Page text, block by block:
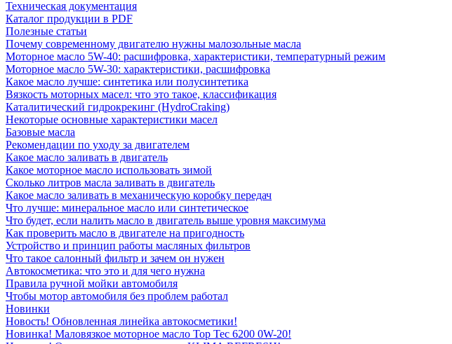
Техническая документация
Каталог продукции в PDF
Полезные статьи
Почему современному двигателю нужны малозольные масла
Моторное масло 5W-40: расшифровка, характеристики, температурный режим
Моторное масло 5W-30: характеристики, расшифровка
Какое масло лучше: синтетика или полусинтетика
Вязкость моторных масел: что это такое, классификация
Каталитический гидрокрекинг (НydroСraking)
Некоторые основные характеристики масел
Базовые масла
Рекомендации по уходу за двигателем
Какое масло заливать в двигатель
Какое моторное масло использовать зимой
Сколько литров масла заливать в двигатель
Какое масло заливать в механическую коробку передач
Что лучше: минеральное масло или синтетическое
Что будет, если налить масло в двигатель выше уровня максимума
Как проверить масло в двигателе на пригодность
Устройство и принцип работы масляных фильтров
Что такое салонный фильтр и зачем он нужен
Автокосметика: что это и для чего нужна
Правила ручной мойки автомобиля
Чтобы мотор автомобиля без проблем работал
Новинки
Новость! Обновленная линейка автокосметики!
Новинка! Маловязкое моторное масло Top Tec 6200 0W-20!